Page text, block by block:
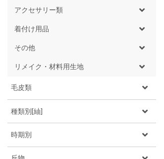
アクセサリー類
着付け用品
その他
リメイク・材料用生地
毛皮類
種類別[紬]
時期別